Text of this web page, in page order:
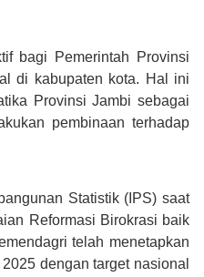
bagi Pemerintah Provinsi
di kabupaten kota. Hal ini
Provinsi Jambi sebagai
pembinaan terhadap
Statistik (IPS) saat
Reformasi Birokrasi baik
telah menetapkan
dengan target nasional